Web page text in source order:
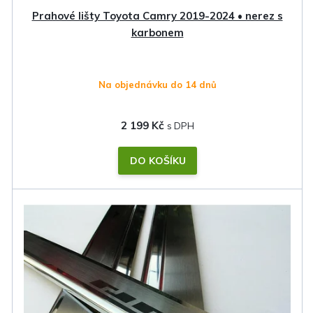
Prahové lišty Toyota Camry 2019-2024 • nerez s
karbonem
Na objednávku do 14 dnů
2 199 Kč
DO KOŠÍKU